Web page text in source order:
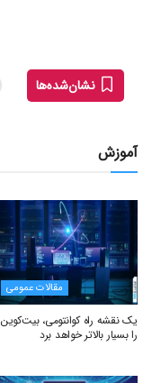
نشان‌شده‌ها
آموزش
مقالات عمومی
یک نقشه راه کوانتومی، بیت‌کوین
را بسیار بالاتر خواهد برد